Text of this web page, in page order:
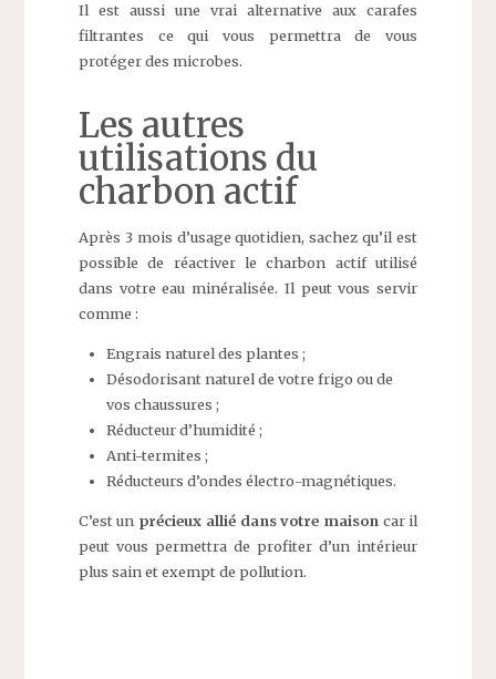
Il est aussi une vrai alternative aux carafes
filtrantes ce qui vous permettra de vous
protéger des microbes.
Les autres
utilisations du
charbon actif
Après 3 mois d’usage quotidien, sachez qu’il est
possible de réactiver le charbon actif utilisé
dans votre eau minéralisée. Il peut vous servir
comme :
Engrais naturel des plantes ;
Désodorisant naturel de votre frigo ou de
vos chaussures ;
Réducteur d’humidité ;
Anti-termites ;
Réducteurs d’ondes électro-magnétiques.
C’est un précieux allié dans votre maison car il
peut vous permettra de profiter d’un intérieur
plus sain et exempt de pollution.